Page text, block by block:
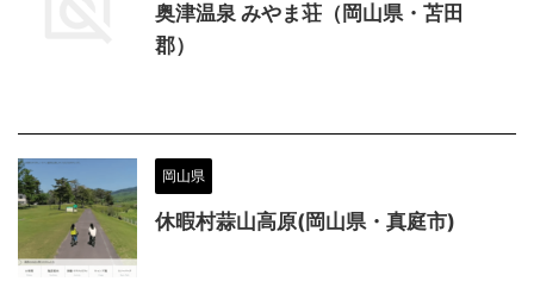
奥津温泉 みやま荘（岡山県・苫田
郡）
岡山県
休暇村蒜山高原(岡山県・真庭市)